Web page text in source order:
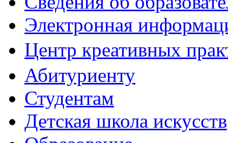
Электронная
Центр креативных
Абитуриенту
Студентам
Детская школа искусств